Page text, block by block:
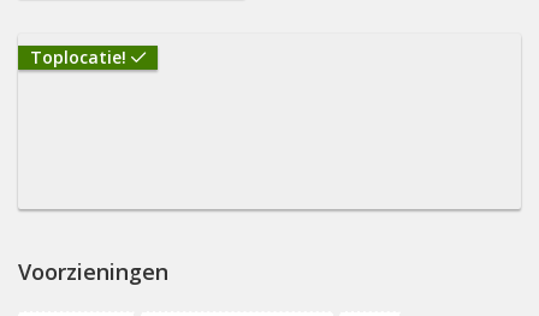
Toplocatie!
Voorzieningen